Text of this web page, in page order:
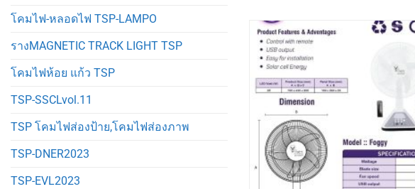
โคมไฟ-หลอดไฟ TSP-LAMPO
รางMAGNETIC TRACK LIGHT TSP
โคมไฟห้อย แก้ว TSP
TSP-SSCLvol.11
TSP โคมไฟส่องป้าย,โคมไฟส่องภาพ
TSP-DNER2023
TSP-EVL2023